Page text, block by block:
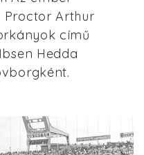
Arthur
című
Hedda